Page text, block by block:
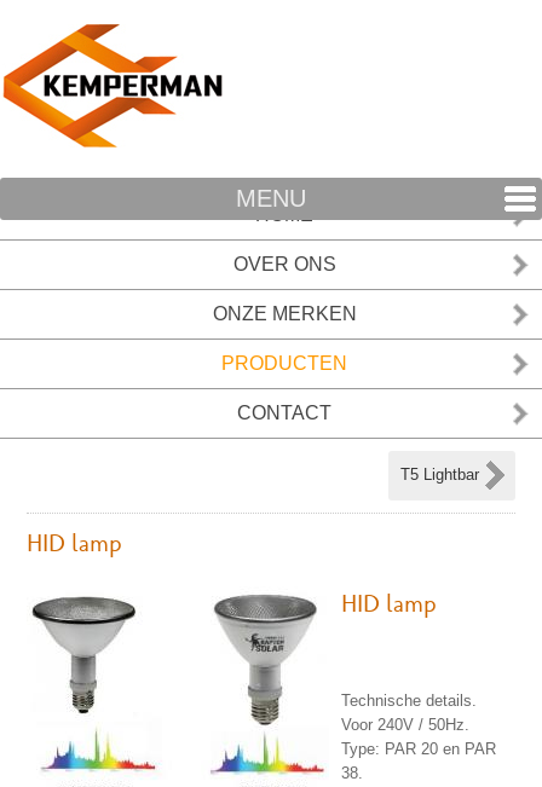
MENU
OVER ONS
ONZE MERKEN
PRODUCTEN
CONTACT
T5 Lightbar
HID lamp
HID lamp
Technische details.
Voor 240V / 50Hz.
Type: PAR 20 en PAR
38.